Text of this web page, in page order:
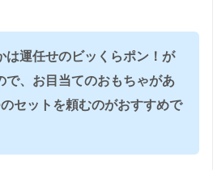
は運任せのビッくらポン！が
で、お目当てのおもちゃがあ
セットを頼むのがおすすめで